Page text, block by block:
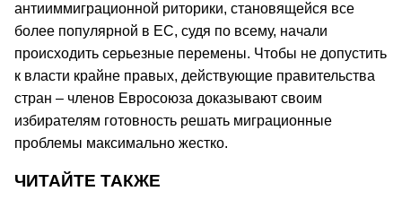
антииммиграционной риторики, становящейся все
более популярной в ЕС, судя по всему, начали
происходить серьезные перемены. Чтобы не допустить
к власти крайне правых, действующие правительства
стран – членов Евросоюза доказывают своим
избирателям готовность решать миграционные
проблемы максимально жестко.
ЧИТАЙТЕ ТАКЖЕ